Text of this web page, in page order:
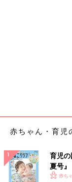
赤ちゃん・育児
育児
夏号
いっ赤ち